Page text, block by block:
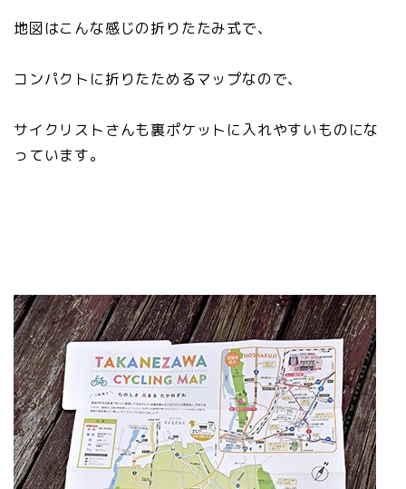
地図はこんな感じの折りたたみ式で、
コンパクトに折りたためるマップなので、
サイクリストさんも裏ポケットに入れやすいものにな
っています。